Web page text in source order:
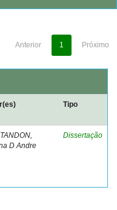
Anterior 1 Próximo
Tipo
D Andre
Dissertação